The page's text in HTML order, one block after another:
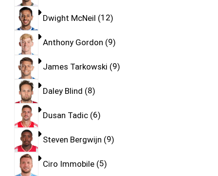
Dwight McNeil 12
Anthony Gordon 9
James Tarkowski 9
Daley Blind 8
Dusan Tadic 6
Steven Bergwijn 9
Ciro Immobile 5